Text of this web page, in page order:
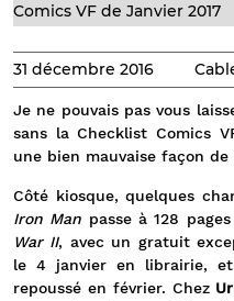
Comics VF de Janvier 2017
31 décembre 2016
Je ne pouvais pas vous
sans la Checklist Comics
une bien mauvaise façon de
Côté kiosque, quelques
Iron Man passe à 128
War II, avec un gratuit
le 4 janvier en librairie,
repoussé en février. Chez